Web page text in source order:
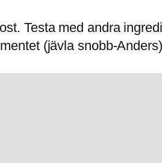
Testa med andra
(jävla snobb-